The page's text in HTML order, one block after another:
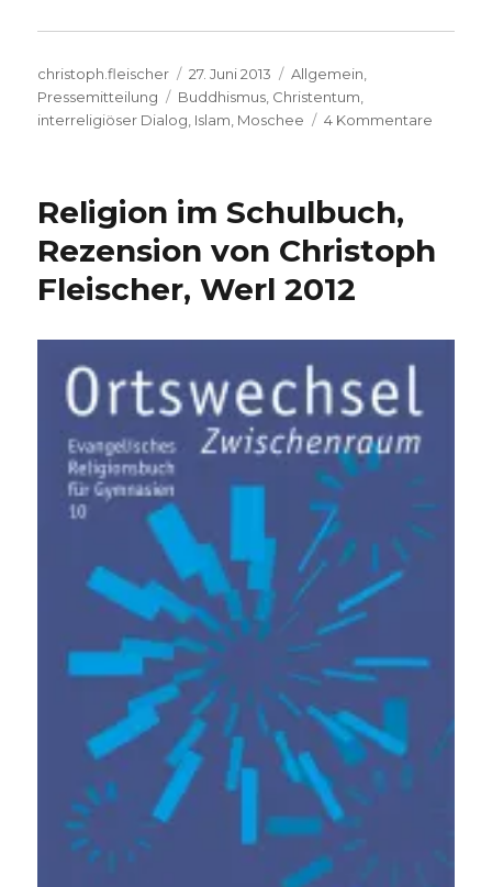
Autor
christoph.fleischer
Veröffentlicht
am
27. Juni 2013 Kategorien
Allgemein
Pressemitteilung
Schlagwörter
Buddhismus Christentum
interreligiöser Dialog Islam Moschee 4 Kommentare
im
Religion im Schulbuch,
Rezension von Christoph
Fleischer, Werl 2012